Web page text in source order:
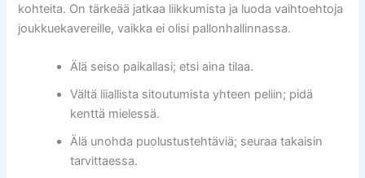
kohteita. On tärkeää jatkaa liikkumista ja luoda vaihtoehtoja
joukkuekavereille, vaikka ei olisi pallonhallinnassa.
Älä seiso paikallasi; etsi aina tilaa.
Vältä liiallista sitoutumista yhteen peliin; pidä
kenttä mielessä.
Älä unohda puolustustehtäviä; seuraa takaisin
tarvittaessa.